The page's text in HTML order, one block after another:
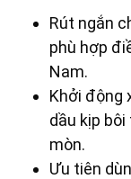
Rút ngắn
phù hợp
Nam.
Khởi động
dầu kịp
mòn.
Ưu tiên